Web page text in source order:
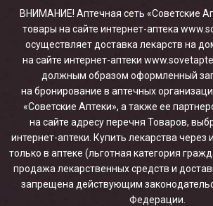
ВНИМАНИЕ! Аптечная сеть «Советские
товары на сайте интернет-аптека
осуществляет доставка лекарств на
на сайте интернет-аптеки
должным образом оформленный
на бронирование в аптечных
«Советские Аптеки», а также ее
на сайте адресу перечня Товаров,
интернет-аптеки. Купить лекарства через
только в аптеке (льготная категория
продажа лекарственных средств и
запрещена действующим
Федерации.